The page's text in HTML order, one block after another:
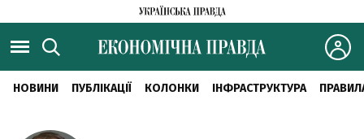
НОВИНИ ПУБЛІКАЦІЇ КОЛОНКИ ІНФРАСТРУКТУРА